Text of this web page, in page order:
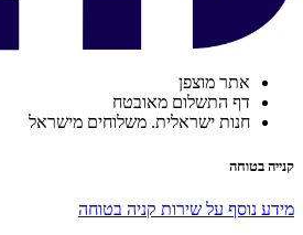
אתר מוצפן
דף התשלום מאובטח
חנות ישראלית. משלוחים מישראל
קנייה בטוחה
מידע נוסף על שירות קניה בטוחה